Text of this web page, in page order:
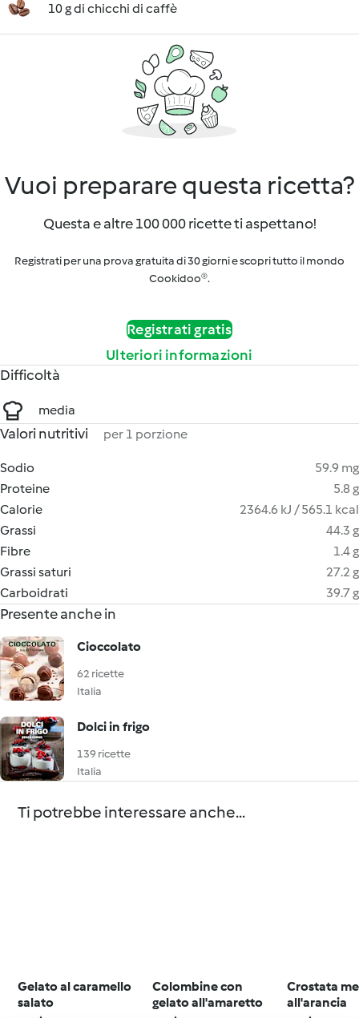
10 g di chicchi di caffè
Vuoi preparare questa ricetta?
Questa e altre 100 000 ricette ti aspettano!
Registrati per una prova gratuita di 30 giorni e scopri tutto il mondo
Cookidoo®.
Registrati gratis
Ulteriori informazioni
Difficoltà
media
Valori nutritivi per 1 porzione
Sodio
59.9 mg
Proteine
5.8 g
Calorie
2364.6 kJ / 565.1 kcal
Grassi
44.3 g
Fibre
1.4 g
Grassi saturi
27.2 g
Carboidrati
39.7 g
Presente anche in
Cioccolato
62 ricette
Italia
Dolci in frigo
139 ricette
Italia
Ti potrebbe interessare anche...
Gelato al caramello
salato
Colombine con
gelato all'amaretto
Crostata
all'arancia